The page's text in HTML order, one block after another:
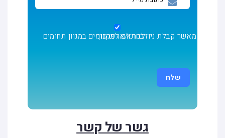
מאשר קבלת ניוזלטר ו/או פרסומים במגוון תחומים בהתאםלתקנון
גשר של קשר